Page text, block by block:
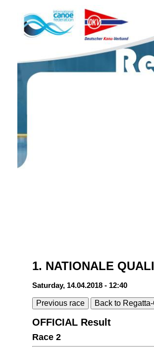
1. NATIONALE
Saturday, 14.04.2018 - 12:40
Previous race Back to
OFFICIAL Result
Race 2